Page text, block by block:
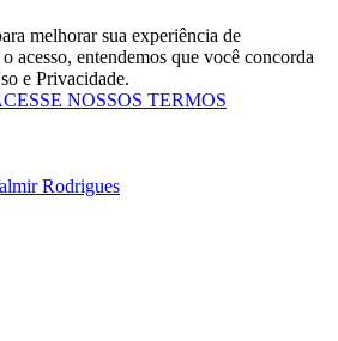
melhorar sua experiência de
acesso, entendemos que você concorda
e Privacidade.
NOSSOS TERMOS